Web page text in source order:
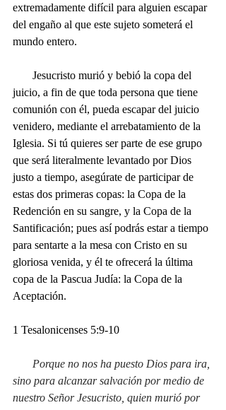
extremadamente difícil para alguien escapar
del engaño al que este sujeto someterá el
mundo entero.
juicio, a fin de que toda persona que tiene
comunión con él, pueda escapar del juicio
venidero, mediante el arrebatamiento de la
Iglesia. Si tú quieres ser parte de ese grupo
que será literalmente levantado por Dios
justo a tiempo, asegúrate de participar de
estas dos primeras copas: la Copa de la
Redención en su sangre, y la Copa de la
Santificación; pues así podrás estar a tiempo
para sentarte a la mesa con Cristo en su
gloriosa venida, y él te ofrecerá la última
copa de la Pascua Judía: la Copa de la
Aceptación.
1 Tesalonicenses 5:9-10
Porque no nos ha puesto Dios para ira,
sino para alcanzar salvación por medio de
nuestro Señor Jesucristo, quien murió por